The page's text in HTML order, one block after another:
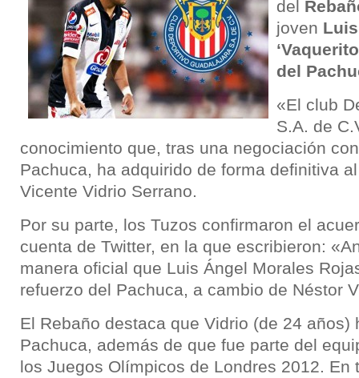
del
joven
del
«El club
S.A. de
conocimiento que, tras una negociación
Pachuca, ha adquirido de forma definitiva
Vicente Vidrio Serrano.
Por su parte, los Tuzos confirmaron el
cuenta de Twitter, en la que escribieron:
manera oficial que Luis Ángel Morales
refuerzo del Pachuca, a cambio de Néstor
El Rebaño destaca que Vidrio (de 24 años)
Pachuca, además de que fue parte del
los Juegos Olímpicos de Londres 2012. En